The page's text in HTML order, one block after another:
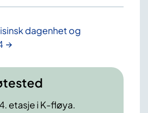
dagenhet og
etasje i K-fløya.